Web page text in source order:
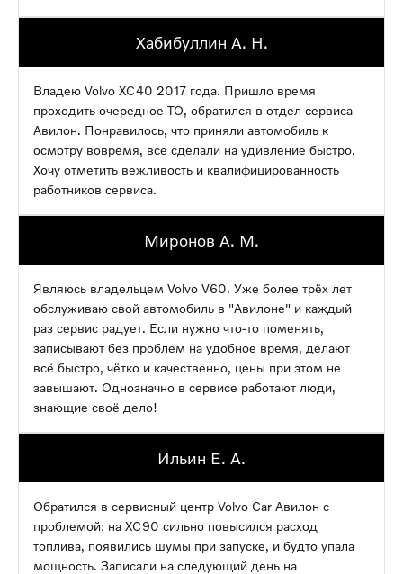
Хабибуллин А. Н.
Владею Volvo XC40 2017 года. Пришло время
проходить очередное ТО, обратился в отдел сервиса
Авилон. Понравилось, что приняли автомобиль к
осмотру вовремя, все сделали на удивление быстро.
Хочу отметить вежливость и квалифицированность
работников сервиса.
Миронов А. М.
Являюсь владельцем Volvo V60. Уже более трёх лет
обслуживаю свой автомобиль в "Авилоне" и каждый
раз сервис радует. Если нужно что-то поменять,
записывают без проблем на удобное время, делают
всё быстро, чётко и качественно, цены при этом не
завышают. Однозначно в сервисе работают люди,
знающие своё дело!
Ильин Е. А.
Обратился в сервисный центр Volvo Car Авилон с
проблемой: на XC90 сильно повысился расход
топлива, появились шумы при запуске, и будто упала
мощность. Записали на следующий день на